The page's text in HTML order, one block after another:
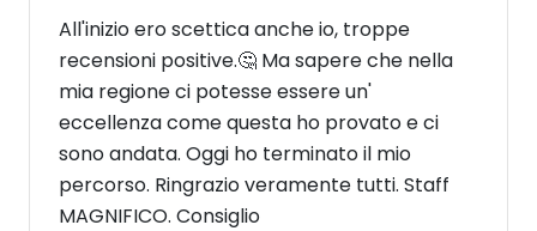
All'inizio ero scettica anche io, troppe
recensioni positive.🤔 Ma sapere che nella
mia regione ci potesse essere un'
eccellenza come questa ho provato e ci
sono andata. Oggi ho terminato il mio
percorso. Ringrazio veramente tutti. Staff
MAGNIFICO. Consiglio